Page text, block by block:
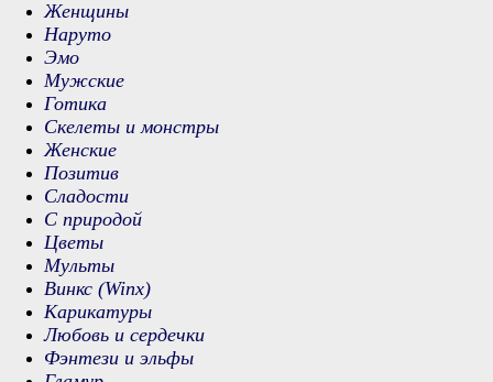
Женщины
Наруто
Эмо
Мужские
Готика
Скелеты и монстры
Женские
Позитив
Сладости
С природой
Цветы
Мульты
Винкс (Winx)
Карикатуры
Любовь и сердечки
Фэнтези и эльфы